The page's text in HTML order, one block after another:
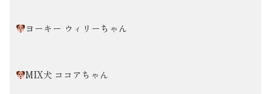
ヨーキー ウィリーちゃん
MIX犬 ココアちゃん